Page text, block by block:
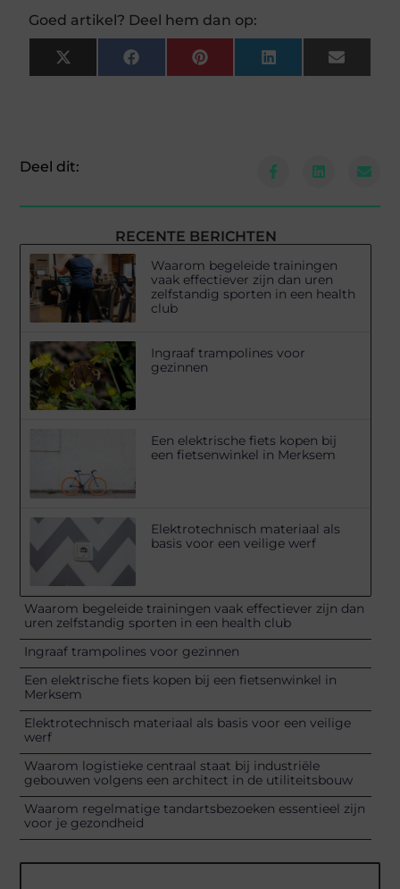
Goed artikel? Deel hem dan op:
X
(Twitter)
FacebookPinterestLinkedInEmail
Deel dit:
RECENTE BERICHTEN
Waarom begeleide trainingen
vaak effectiever zijn dan uren
zelfstandig sporten in een health
club
Ingraaf trampolines voor
gezinnen
Een elektrische fiets kopen bij
een fietsenwinkel in Merksem
Elektrotechnisch materiaal als
basis voor een veilige werf
Waarom begeleide trainingen vaak effectiever zijn dan
uren zelfstandig sporten in een health club
Ingraaf trampolines voor gezinnen
Een elektrische fiets kopen bij een fietsenwinkel in
Merksem
Elektrotechnisch materiaal als basis voor een veilige
werf
Waarom logistieke centraal staat bij industriële
gebouwen volgens een architect in de utiliteitsbouw
Waarom regelmatige tandartsbezoeken essentieel zijn
voor je gezondheid